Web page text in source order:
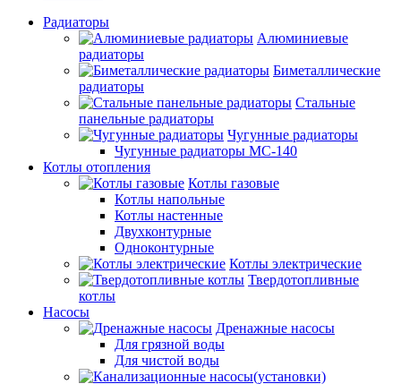
Радиаторы
Алюминиевые
радиаторы
Биметаллические
радиаторы
Стальные
панельные радиаторы
Чугунные радиаторы
Чугунные радиаторы МС-140
Котлы отопления
Котлы газовые
Котлы напольные
Котлы настенные
Двухконтурные
Одноконтурные
Котлы электрические
Твердотопливные
котлы
Насосы
Дренажные насосы
Для грязной воды
Для чистой воды